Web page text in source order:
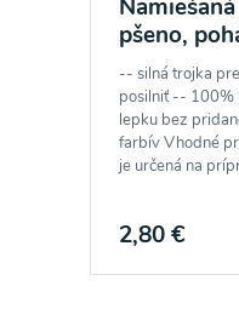
pšeno,
-- silná trojka
posilniť -- 100%
lepku bez
farbív Vhodné
je určená na
2,80 €